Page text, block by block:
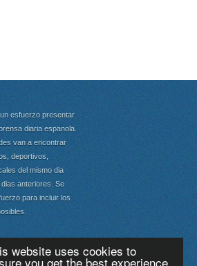
website uses cookies to
you get the best experience
esfuerzo presentar
diaria espanola.
van a encontrar
deportivos,
del mismo dia
anteriores. Se
para incluir los